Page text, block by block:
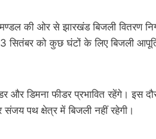
की ओर से झारखंड बिजली वितरण
सितंबर को कुछ घंटों के लिए बिजली
डिमना फीडर प्रभावित रहेंगे। इस
पथ क्षेत्र में बिजली नहीं रहेगी।